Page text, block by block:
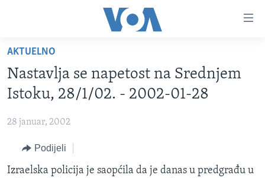
glavni
sadržaj
Pređi
na
glavnu
navigaciju
pretragu
TV PROGRAM
VIDEO
VIJESTI
SJEDINJENE AMERIČKE DRŽAVE
BOSNA I HERCEGOVINA
NAUKA I TEHNOLOGIJA
SPECIJALNI PROJEKTI
AKTUELNO
Nastavlja se napetost na Srednjem
Istoku, 28/1/02. - 2002-01-28
28 januar, 2002
Podijeli
Izraelska policija je saopćila da je danas u predgrađu u